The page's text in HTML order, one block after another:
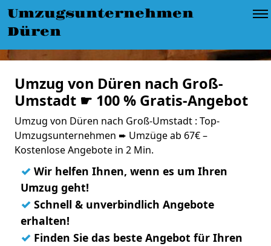
Umzugsunternehmen
Düren
Umzug von Düren nach Groß-
Umstadt ☛ 100 % Gratis-Angebot
Umzug von Düren nach Groß-Umstadt : Top-
Umzugsunternehmen ➨ Umzüge ab 67€ –
Kostenlose Angebote in 2 Min.
✓ Wir helfen Ihnen, wenn es um Ihren
Umzug geht!
✓ Schnell & unverbindlich Angebote
erhalten!
✓ Finden Sie das beste Angebot für Ihren